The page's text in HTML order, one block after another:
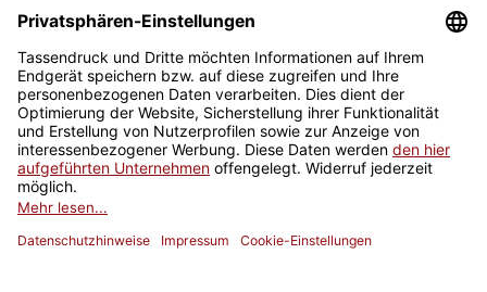
Newsletter